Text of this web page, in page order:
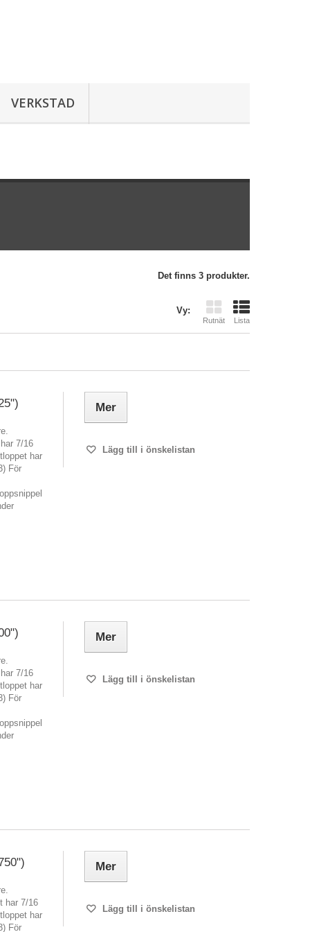
VERKSTAD
Det finns 3 produkter.
Vy:
Rutnät Lista
7/16
har
För
Mer
Lägg till i önskelistan
7/16
har
För
Mer
Lägg till i önskelistan
har 7/16
har
För
Mer
Lägg till i önskelistan